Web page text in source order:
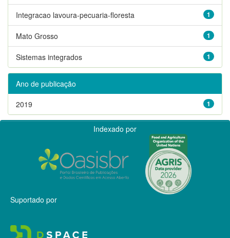
1
Integracao lavoura-pecuaria-floresta
1
Mato Grosso
1
Sistemas integrados
Ano de publicação
1
2019
Indexado por
Suportado por